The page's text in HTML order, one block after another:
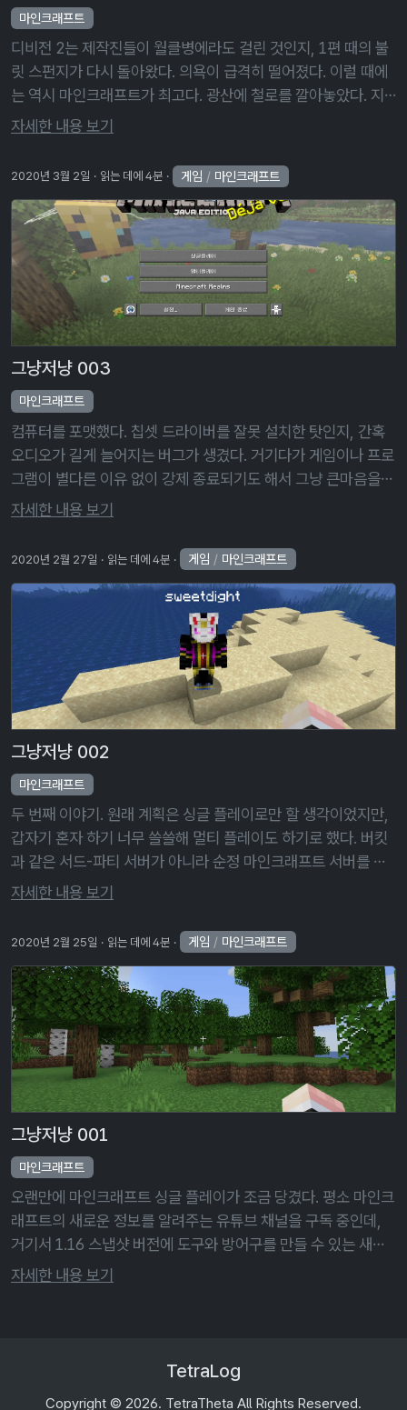
마인크래프트
디비전 2는 제작진들이 월클병에라도 걸린 것인지, 1편 때의 불
릿 스펀지가 다시 돌아왔다. 의욕이 급격히 떨어졌다. 이럴 때에
는 역시 마인크래프트가 최고다. 광산에 철로를 깔아놓았다. 지
옥에 만든 광산에도 마찬가지로 철로를 깔려 하니까 자원들이 쑥
자세한 내용 보기
2020년 3월 2일 읽는 데에 4분 게임 / 마인크래프트
그냥저냥 003
마인크래프트
컴퓨터를 포맷했다. 칩셋 드라이버를 잘못 설치한 탓인지, 간혹
오디오가 길게 늘어지는 버그가 생겼다. 거기다가 게임이나 프로
그램이 별다른 이유 없이 강제 종료되기도 해서 그냥 큰마음을
먹고 컴퓨터를 포맷했다. 컴퓨터를 포맷할 때는 컴퓨터에 있는
자세한 내용 보기
2020년 2월 27일 읽는 데에 4분 게임 / 마인크래프트
그냥저냥 002
마인크래프트
두 번째 이야기. 원래 계획은 싱글 플레이로만 할 생각이었지만,
갑자기 혼자 하기 너무 쓸쓸해 멀티 플레이도 하기로 했다. 버킷
과 같은 서드-파티 서버가 아니라 순정 마인크래프트 서버를 열
경우, 월드 파일을 싱글 플레이와 멀티 플레이에서 별다른 변환
자세한 내용 보기
2020년 2월 25일 읽는 데에 4분 게임 / 마인크래프트
그냥저냥 001
마인크래프트
오랜만에 마인크래프트 싱글 플레이가 조금 당겼다. 평소 마인크
래프트의 새로운 정보를 알려주는 유튜브 채널을 구독 중인데,
거기서 1.16 스냅샷 버전에 도구와 방어구를 만들 수 있는 새로
운 자원인 '네더라이트'가 추가되었다는 소식을 듣고 직접 그걸
자세한 내용 보기
TetraLog
Copyright © 2026. TetraTheta All Rights Reserved.